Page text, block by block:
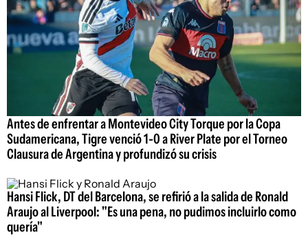
Antes de enfrentar a Montevideo City Torque por la Copa
Sudamericana, Tigre venció 1-0 a River Plate por el Torneo
Clausura de Argentina y profundizó su crisis
Hansi Flick, DT del Barcelona, se refirió a la salida de Ronald
Araujo al Liverpool: "Es una pena, no pudimos incluirlo como
quería"